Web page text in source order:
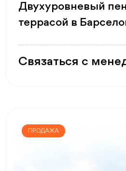
Двухуровневый
террасой в
Связаться с
ПРОДАЖА